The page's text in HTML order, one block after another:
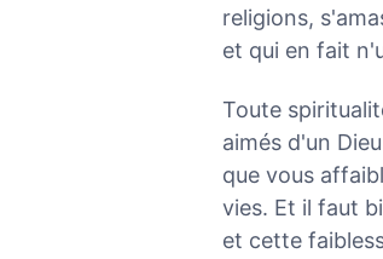
religions,
et qui en fait
Toute
aimés d'un
que vous
vies. Et il faut
et cette